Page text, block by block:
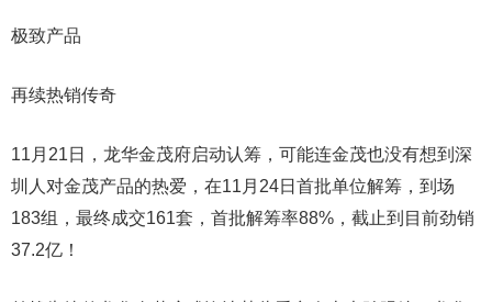
极致产品
再续热销传奇
11月21日，龙华金茂府启动认筹，可能连金茂也没有想到深
圳人对金茂产品的热爱，在11月24日首批单位解筹，到场
183组，最终成交161套，首批解筹率88%，截止到目前劲销
37.2亿！